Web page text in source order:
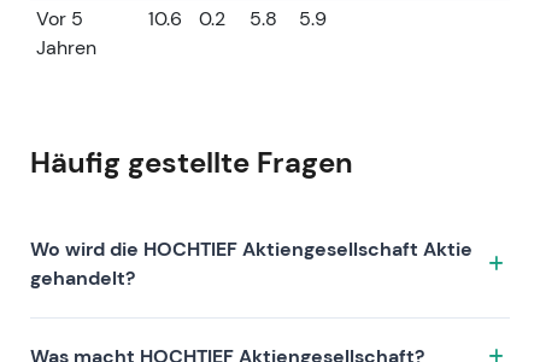
Rückkehr zum Mittelwert nach den starken
Kursgewinnen der vergangenen Jahre.
Vor 5
Jahren
10.6 0.2 5.8 5.9
Häufig gestellte Fragen
Wo wird die HOCHTIEF Aktiengesellschaft Aktie
gehandelt?